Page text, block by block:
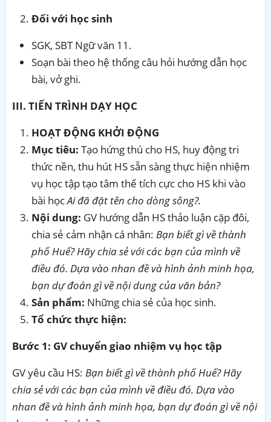
Đối với học sinh
SGK, SBT Ngữ văn 11.
Soạn bài theo hệ thống câu hỏi hướng dẫn học
bài, vở ghi.
III. TIẾN TRÌNH DẠY HỌC
HOẠT ĐỘNG KHỞI ĐỘNG
Mục tiêu: Tạo hứng thú cho HS, huy động tri
thức nền, thu hút HS sẵn sàng thực hiện nhiệm
vụ học tập tạo tâm thế tích cực cho HS khi vào
bài họcAi đã đặt tên cho dòng sông?.
Nội dung: GV hướng dẫn HS thảo luận cặp đôi,
chia sẻ cảm nhận cá nhân: Bạn biết gì về thành
phố Huế? Hãy chia sẻ với các bạn của mình về
điều đó. Dựa vào nhan đề và hình ảnh minh họa,
bạn dự đoán gì về nội dung của văn bản?
Sản phẩm: Những chia sẻ của học sinh.
Tổ chức thực hiện:
Bước 1: GV chuyển giao nhiệm vụ học tập
GV yêu cầu HS: Bạn biết gì về thành phố Huế? Hãy
chia sẻ với các bạn của mình về điều đó. Dựa vào
nhan đề và hình ảnh minh họa, bạn dự đoán gì về nội